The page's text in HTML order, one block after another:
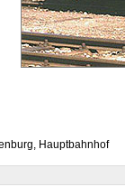
Hauptbahnhof